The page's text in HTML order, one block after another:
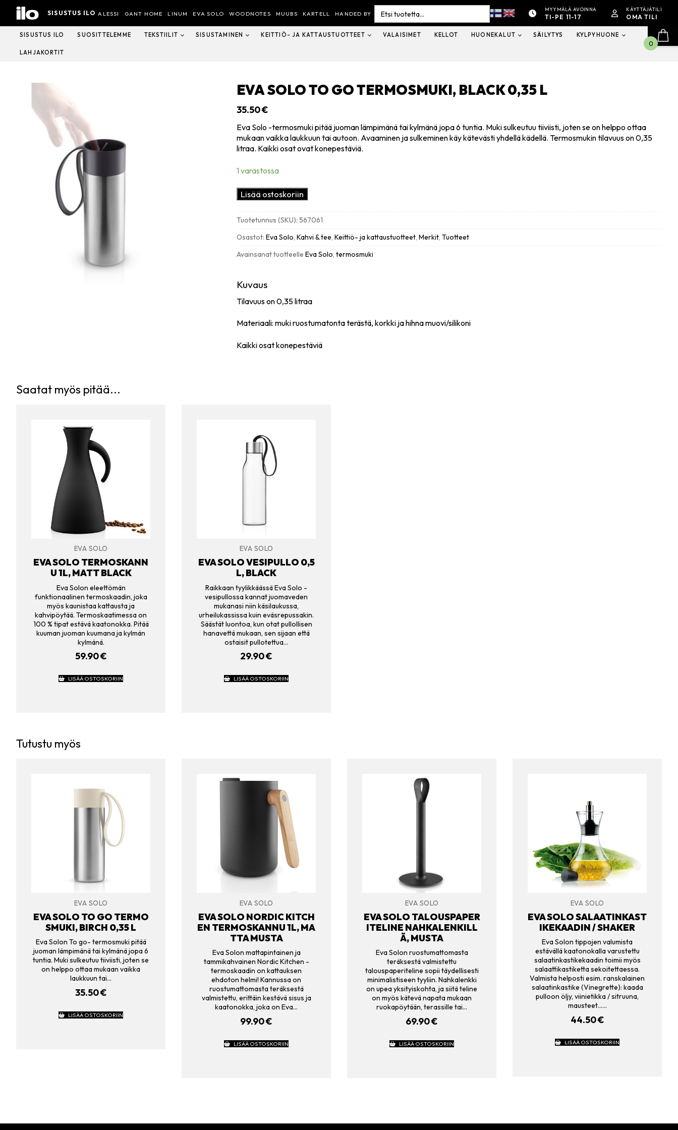
Hyppää
sisältöön
SISUSTUS ILO ALESSI GANT HOME LINUM EVA SOLO WOODNOTES MUUBS KARTELL HANDED BY
Search
for:
MYYMÄLÄ AVOINNA
TI-PE 11-17
KÄYTTÄJÄTILI
OMA TILI
SISUSTUS ILO SUOSITTELEMME TEKSTIILIT SISUSTAMINEN KEITTIÖ- JA KATTAUSTUOTTEET VALAISIMET KELLOT HUONEKALUT SÄILYTYS KYLPYHUONE
LAHJAKORTIT
EVA SOLO TO GO TERMOSMUKI, BLACK 0,35 L
35.50€
Eva Solo -termosmuki pitää juoman lämpimänä tai kylmänä jopa 6 tuntia. Muki sulkeutuu tiiviisti, joten se on helppo ottaa
mukaan vaikka laukkuun tai autoon. Avaaminen ja sulkeminen käy kätevästi yhdellä kädellä. Termosmukin tilavuus on 0,35
litraa. Kaikki osat ovat konepestäviä.
1 varastossa
Eva
Solo
Go
termosmuki,
0,35
Lisää ostoskoriin
Tuotetunnus (SKU):567061
Osastot:Eva Solo,Kahvi & tee,Keittiö- ja kattaustuotteet,Merkit,Tuotteet
Avainsanat tuotteelleEva Solo,termosmuki
Kuvaus
Tilavuus on 0,35 litraa
Materiaali: muki ruostumatonta terästä, korkki ja hihna muovi/silikoni
Kaikki osat konepestäviä
Saatat myös pitää...
EVA SOLO
EVA SOLO TERMOSKANN
U 1L, MATT BLACK
Eva Solon eleettömän
funktionaalinen termoskaadin, joka
myös kaunistaa kattausta ja
kahvipöytää. Termoskaatimessa on
100 % tipat estävä kaatonokka. Pitää
kuuman juoman kuumana ja kylmän
kylmänä.
59.90€
LISÄÄ OSTOSKORIIN
EVA SOLO
EVA SOLO VESIPULLO 0,5
L, BLACK
Raikkaan tyylikkäässä Eva Solo -
vesipullossa kannat juomaveden
mukanasi niin käsilaukussa,
urheilukassissa kuin eväsrepussakin.
Säästät luontoa, kun otat pullollisen
hanavettä mukaan, sen sijaan että
ostaisit pullotettua…
29.90€
LISÄÄ OSTOSKORIIN
Tutustu myös
EVA SOLO
EVA SOLO TO GO TERMO
SMUKI, BIRCH 0,35 L
Eva Solon To go- termosmuki pitää
juoman lämpimänä tai kylmänä jopa 6
tuntia. Muki sulkeutuu tiiviisti, joten se
on helppo ottaa mukaan vaikka
laukkuun tai…
35.50€
LISÄÄ OSTOSKORIIN
EVA SOLO
EVA SOLO NORDIC KITCH
EN TERMOSKANNU 1L, MA
TTA MUSTA
Eva Solon mattapintainen ja
tammikahvainen Nordic Kitchen -
termoskaadin on kattauksen
ehdoton helmi! Kannussa on
ruostumattomasta teräksestä
valmistettu, erittäin kestävä sisus ja
kaatonokka, joka on Eva…
99.90€
LISÄÄ OSTOSKORIIN
EVA SOLO
EVA SOLO TALOUSPAPER
ITELINE NAHKALENKILL
Ä, MUSTA
Eva Solon ruostumattomasta
teräksestä valmistettu
talouspaperiteline sopii täydellisesti
minimalistiseen tyyliin. Nahkalenkki
on upea yksityiskohta, ja siitä teline
on myös kätevä napata mukaan
ruokapöytään, terassille tai…
69.90€
LISÄÄ OSTOSKORIIN
EVA SOLO
EVA SOLO SALAATINKAST
IKEKAADIN / SHAKER
Eva Solon tippojen valumista
estävällä kaatonokalla varustettu
salaatinkastikekaadin toimii myös
salaattikastiketta sekoitettaessa.
Valmista helposti esim. ranskalainen
salaatinkastike (Vinegrette): kaada
pulloon öljy, viinietikka / sitruuna,
mausteet……
44.50€
LISÄÄ OSTOSKORIIN
0